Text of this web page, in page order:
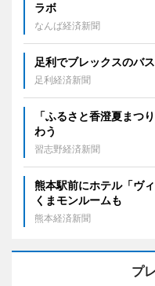
ラボ
なんば経済新聞
足利でブレックスのバ
足利経済新聞
「ふるさと香澄夏ま
わう
習志野経済新聞
熊本駅前にホテル「ヴ
くまモンルームも
熊本経済新聞
プ